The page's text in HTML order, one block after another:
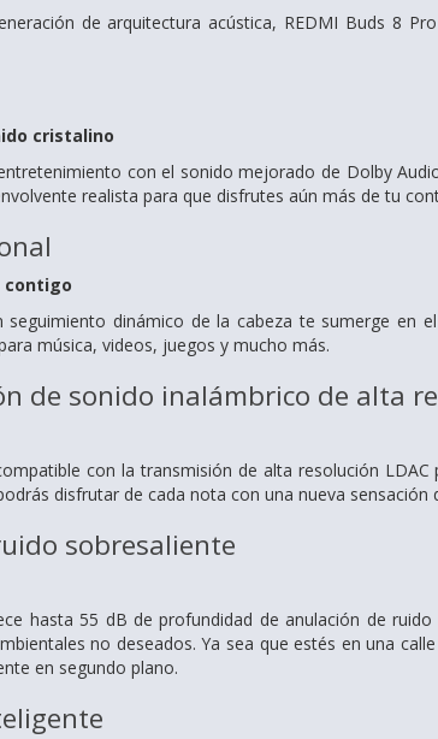
de arquitectura acústica, REDMI Buds 8
cristalino
con el sonido mejorado de Dolby
realista para que disfrutes aún más de tu
contigo
seguimiento dinámico de la cabeza te sumerge en
música, videos, juegos y mucho más.
de sonido inalámbrico de alta
con la transmisión de alta resolución
disfrutar de cada nota con una nueva sensación
sobresaliente
hasta 55 dB de profundidad de anulación de
no deseados. Ya sea que estés en una
en segundo plano.